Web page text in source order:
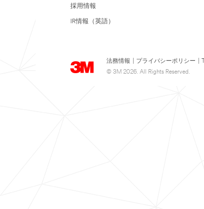
採用情報
IR情報（英語）
法務情報 プライバシーポリシー
© 3M 2026. All Rights Reserved.